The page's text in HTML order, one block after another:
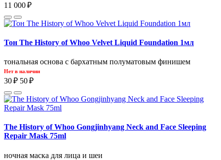
11 000 ₽
Тон The History of Whoo Velvet Liquid Foundation 1мл
тональная основа с бархатным полуматовым финишем
Нет в наличии
30 ₽ 50 ₽
The History of Whoo Gongjinhyang Neck and Face Sleeping
Repair Mask 75ml
ночная маска для лица и шеи